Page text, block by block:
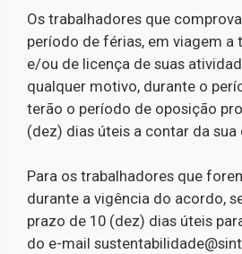
Os trabalhadores que
período de férias, em viagem a
e/ou de licença de suas
qualquer motivo, durante o
terão o período de oposição
(dez) dias úteis a contar da
Para os trabalhadores que
durante a vigência do acordo,
prazo de 10 (dez) dias úteis
do e-mail